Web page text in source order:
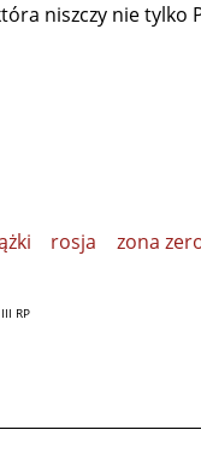
niszczy nie tylko
rosja zona
RP